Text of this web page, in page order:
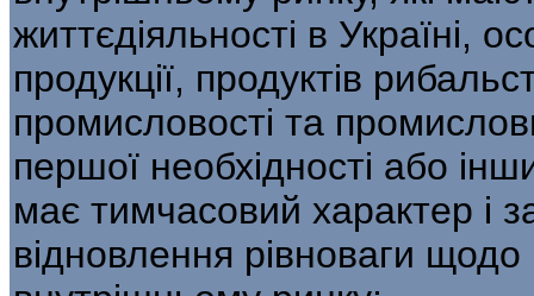
життєдіяльності в Україні,
продукції, продуктів
промисловості та
першої необхідності або
має тим­часовий характер і
відновлення рівноваги